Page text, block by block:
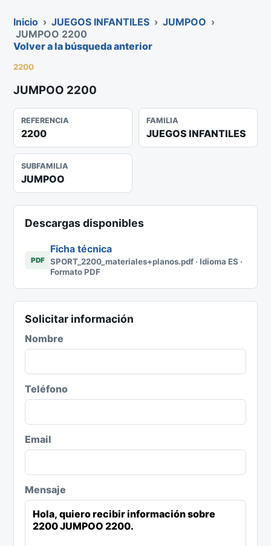
Inicio › JUEGOS INFANTILES › JUMPOO ›
JUMPOO 2200
Volver a la búsqueda anterior
2200
JUMPOO 2200
REFERENCIA
2200
FAMILIA
JUEGOS INFANTILES
SUBFAMILIA
JUMPOO
Descargas disponibles
PDF
Ficha técnica
SPORT_2200_materiales+planos.pdf · Idioma ES ·
Formato PDF
Solicitar información
Nombre
Teléfono
Email
Mensaje